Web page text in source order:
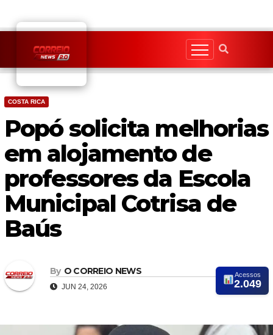
content
COSTA RICA
Popó solicita melhorias
em alojamento de
professores da Escola
Municipal Cotrisa de
Baús
By O CORREIO NEWS
JUN 24, 2026
Acessos
2.049